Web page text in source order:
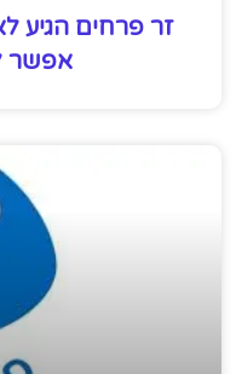
זר פרחים הגיע
אפשר